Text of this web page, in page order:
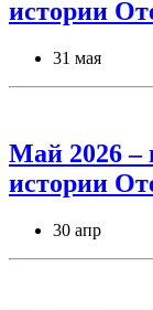
истории
31 мая
Май 2026 –
истории
30 апр